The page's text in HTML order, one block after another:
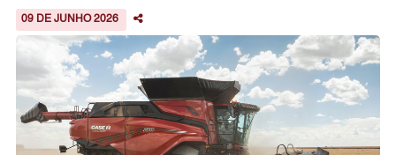
09 DE JUNHO 2026